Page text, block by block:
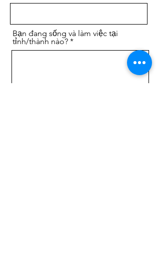
Bạn đang sống và làm việc tại
tỉnh/thành nào?